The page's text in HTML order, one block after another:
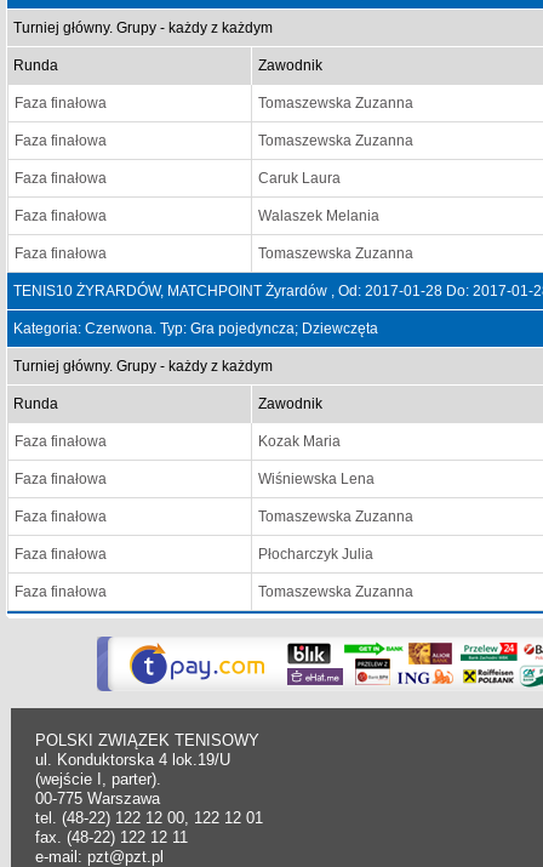
Turniej główny. Grupy - każdy z każdym
Runda Zawodnik
Faza finałowa Tomaszewska Zuzanna
Faza finałowa Tomaszewska Zuzanna
Faza finałowa Caruk Laura
Faza finałowa Walaszek Melania
Faza finałowa Tomaszewska Zuzanna
TENIS10 ŻYRARDÓW, MATCHPOINT Żyrardów , Od: 2017-01-28 Do: 2017-01-
Kategoria: Czerwona. Typ: Gra pojedyncza; Dziewczęta
Turniej główny. Grupy - każdy z każdym
Runda Zawodnik
Faza finałowa Kozak Maria
Faza finałowa Wiśniewska Lena
Faza finałowa Tomaszewska Zuzanna
Faza finałowa Płocharczyk Julia
Faza finałowa Tomaszewska Zuzanna
POLSKI ZWIĄZEK TENISOWY
ul. Konduktorska 4 lok.19/U
(wejście I, parter).
00-775 Warszawa
tel. (48-22) 122 12 00, 122 12 01
fax. (48-22) 122 12 11
e-mail: pzt@pzt.pl